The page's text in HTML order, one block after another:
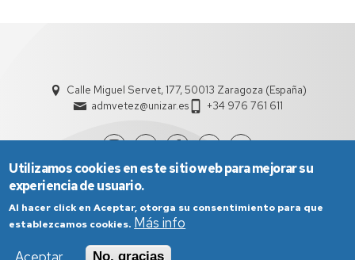
Calle Miguel Servet, 177, 50013 Zaragoza (España)
admvetez@unizar.es
+34 976 761 611
Utilizamos cookies en este sitio web para mejorar su
experiencia de usuario.
Al hacer click en Aceptar, otorga su consentimiento para que
establezcamos cookies. Más info
No, gracias